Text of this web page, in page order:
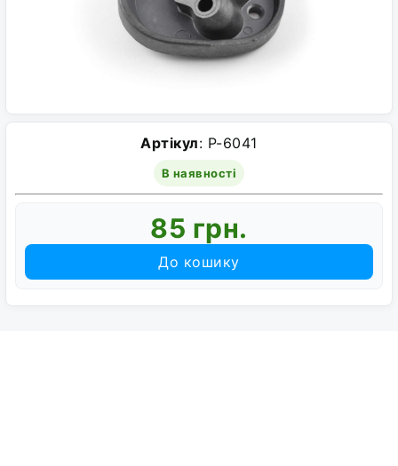
Артікул: P-6041
В наявності
85 грн.
До кошику